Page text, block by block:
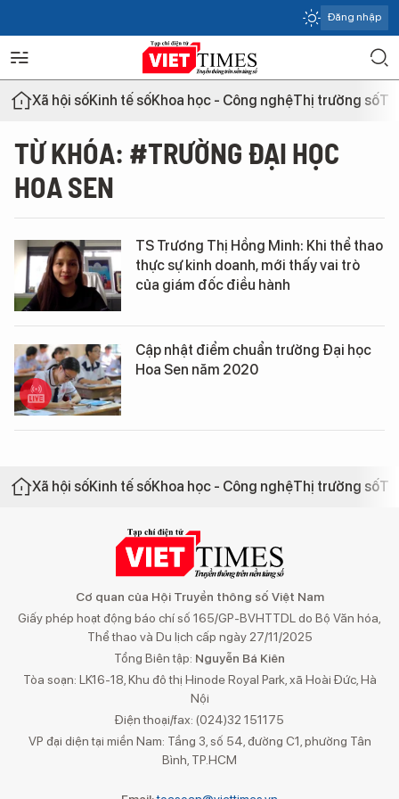
Đăng nhập
Xã hội sốKinh tế sốKhoa học - Công nghệThị trường số
TỪ KHÓA: #TRƯỜNG ĐẠI HỌC
HOA SEN
TS Trương Thị Hồng Minh: Khi thể thao
thực sự kinh doanh, mới thấy vai trò
của giám đốc điều hành
Cập nhật điểm chuẩn trường Đại học
Hoa Sen năm 2020
Xã hội sốKinh tế sốKhoa học - Công nghệThị trường số
Cơ quan của Hội Truyền thông số Việt Nam
Giấy phép hoạt động báo chí số 165/GP-BVHTTDL do Bộ Văn hóa,
Thể thao và Du lịch cấp ngày 27/11/2025
Tổng Biên tập: Nguyễn Bá Kiên
Tòa soạn: LK16-18, Khu đô thị Hinode Royal Park, xã Hoài Đức, Hà
Nội
Điện thoại/fax: (024)32 151175
VP đại diện tại miền Nam: Tầng 3, số 54, đường C1, phường Tân
Bình, TP.HCM